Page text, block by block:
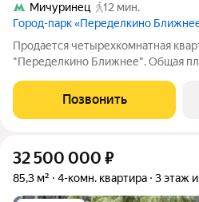
Мичуринец
12 мин.
Город-парк «Переделкино
Продается четырехкомнатная
"Переделкино Ближнее". Общая
монолитный. ТОЛЬКО ДО 31
приобретение квартиры в
Позвонить
32 500 000 ₽
85,3 м² 4-комн. квартира 3 этаж